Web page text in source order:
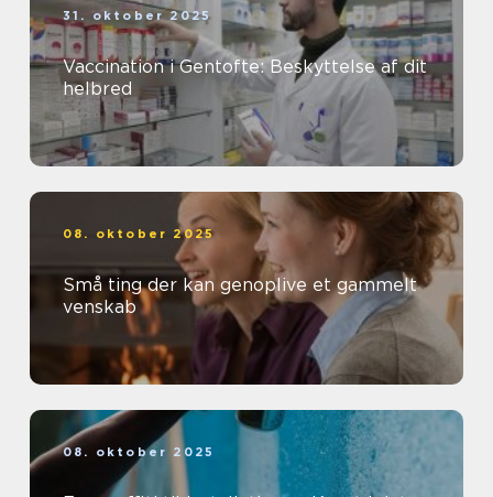
31. oktober 2025
Vaccination i Gentofte: Beskyttelse af dit
helbred
08. oktober 2025
Små ting der kan genoplive et gammelt
venskab
08. oktober 2025